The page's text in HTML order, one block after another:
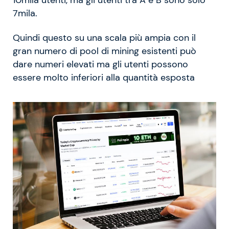
7mila.
Quindi questo su una scala più ampia con il
gran numero di pool di mining esistenti può
dare numeri elevati ma gli utenti possono
essere molto inferiori alla quantità esposta